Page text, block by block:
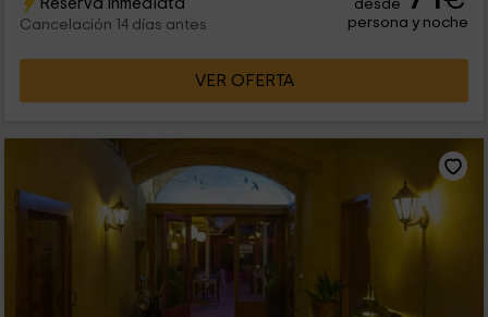
Cancelación 14 días antes
desde
persona y noche
VER OFERTA